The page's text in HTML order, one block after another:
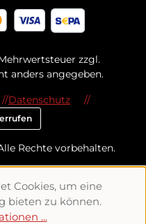
zzgl.
anders angegeben.
Rechte vorbehalten.
Datenschutz
Cookies, um eine
bieten zu können.
...